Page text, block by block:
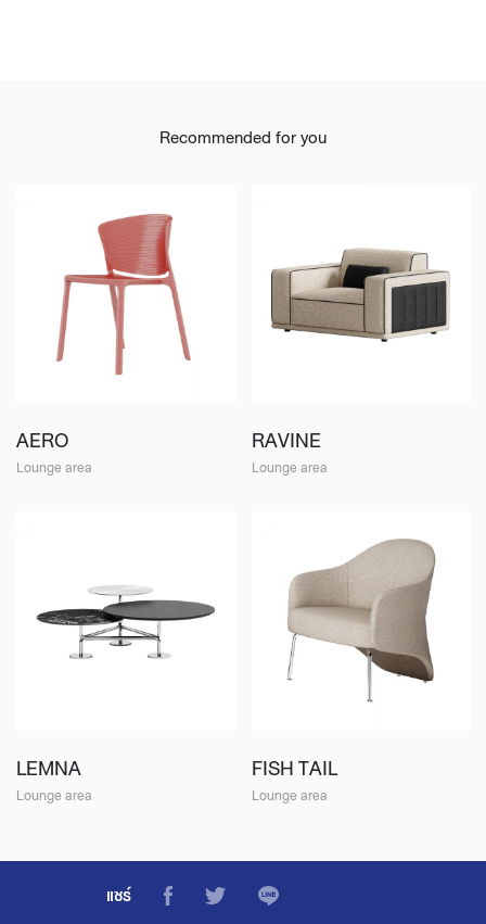
Recommended for you
AERO
Lounge area
RAVINE
Lounge area
LEMNA
Lounge area
FISH TAIL
Lounge area
แชร์